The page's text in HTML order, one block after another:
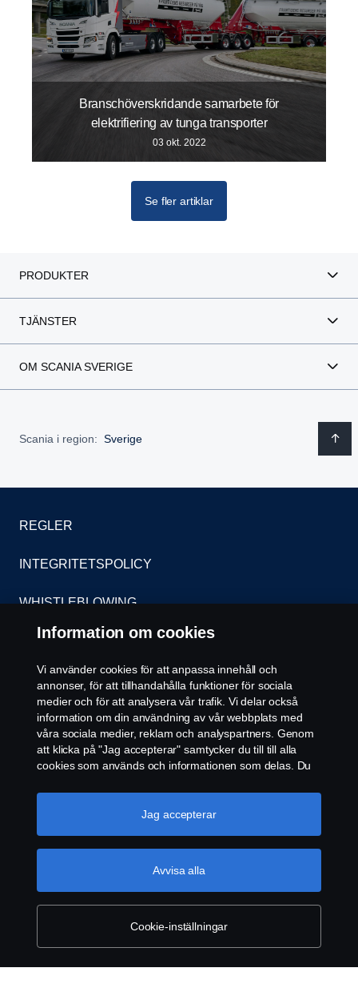
Branschöverskridande samarbete för
elektrifiering av tunga transporter
03 okt. 2022
Se fler artiklar
PRODUKTER
TJÄNSTER
OM SCANIA SVERIGE
Scania i region: Sverige
REGLER
INTEGRITETSPOLICY
WHISTLEBLOWING
KONTAKT
ÅTERFÖRSÄLJARE
COOKIE POLICY
COOKIE-INSTÄLLNINGAR
© Copyright Scania 2026. Scania Sverige AB, Box
900, 127 29 Stockholm, Telefon: 010-706 60 00
Information om cookies
Vi använder cookies för att anpassa innehåll och
annonser, för att tillhandahålla funktioner för sociala
medier och för att analysera vår trafik. Vi delar också
information om din användning av vår webbplats med
våra sociala medier, reklam och analyspartners. Genom
att klicka på "Jag accepterar" samtycker du till till alla
cookies som används och informationen som delas. Du
"Cookie-inställningar" och välja de kategorier du vill
acceptera. För en mer detaljerad förklaring av hur vi
Cookie-inställningar
Avvisa alla
Jag accepterar